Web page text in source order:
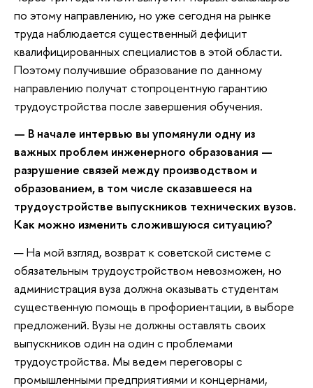
по этому направлению, но уже сегодня на рынке
труда наблюдается существенный дефицит
квалифицированных специалистов в этой области.
Поэтому получившие образование по данному
направлению получат стопроцентную гарантию
трудоустройства после завершения обучения.
— В начале интервью вы упомянули одну из
важных проблем инженерного образования —
разрушение связей между производством и
образованием, в том числе сказавшееся на
трудоустройстве выпускников технических вузов.
Как можно изменить сложившуюся ситуацию?
— На мой взгляд, возврат к советской системе с
обязательным трудоустройством невозможен, но
администрация вуза должна оказывать студентам
существенную помощь в профориентации, в выборе
предложений. Вузы не должны оставлять своих
выпускников один на один с проблемами
трудоустройства. Мы ведем переговоры с
промышленными предприятиями и концернами,